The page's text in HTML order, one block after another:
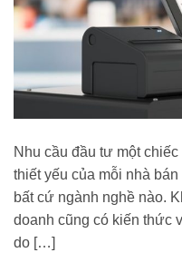
Nhu cầu đầu tư một
thiết yếu của mỗi nhà
bất cứ ngành nghề nào.
doanh cũng có kiến thức
do […]